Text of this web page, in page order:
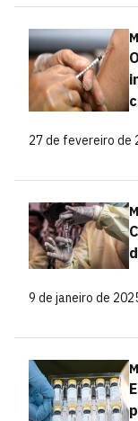
27 de fevereiro de
9 de janeiro de